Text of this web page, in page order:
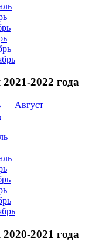
2022 года
— Август
2021 года